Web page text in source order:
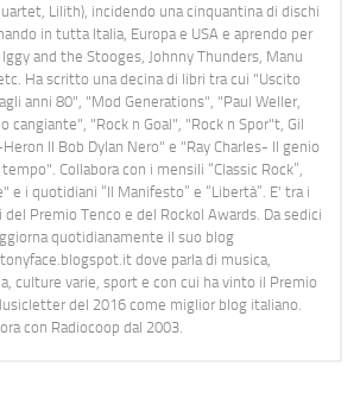
Lilith), incidendo una cinquantina di dischi
in tutta Italia, Europa e USA e aprendo per
Iggy and the Stooges, Johnny Thunders, Manu
Ha scritto una decina di libri tra cui "Uscito
anni 80", "Mod Generations", "Paul Weller,
cangiante", "Rock n Goal", "Rock n Spor"t, Gil
Il Bob Dylan Nero" e "Ray Charles- Il genio
Collabora con i mensili “Classic Rock”,
e i quotidiani “Il Manifesto” e “Libertà”. E' tra i
del Premio Tenco e del Rockol Awards. Da sedici
quotidianamente il suo blog
dove parla di musica,
culture varie, sport e con cui ha vinto il Premio
del 2016 come miglior blog italiano.
con Radiocoop dal 2003.